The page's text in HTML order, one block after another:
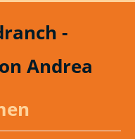
-
Andrea